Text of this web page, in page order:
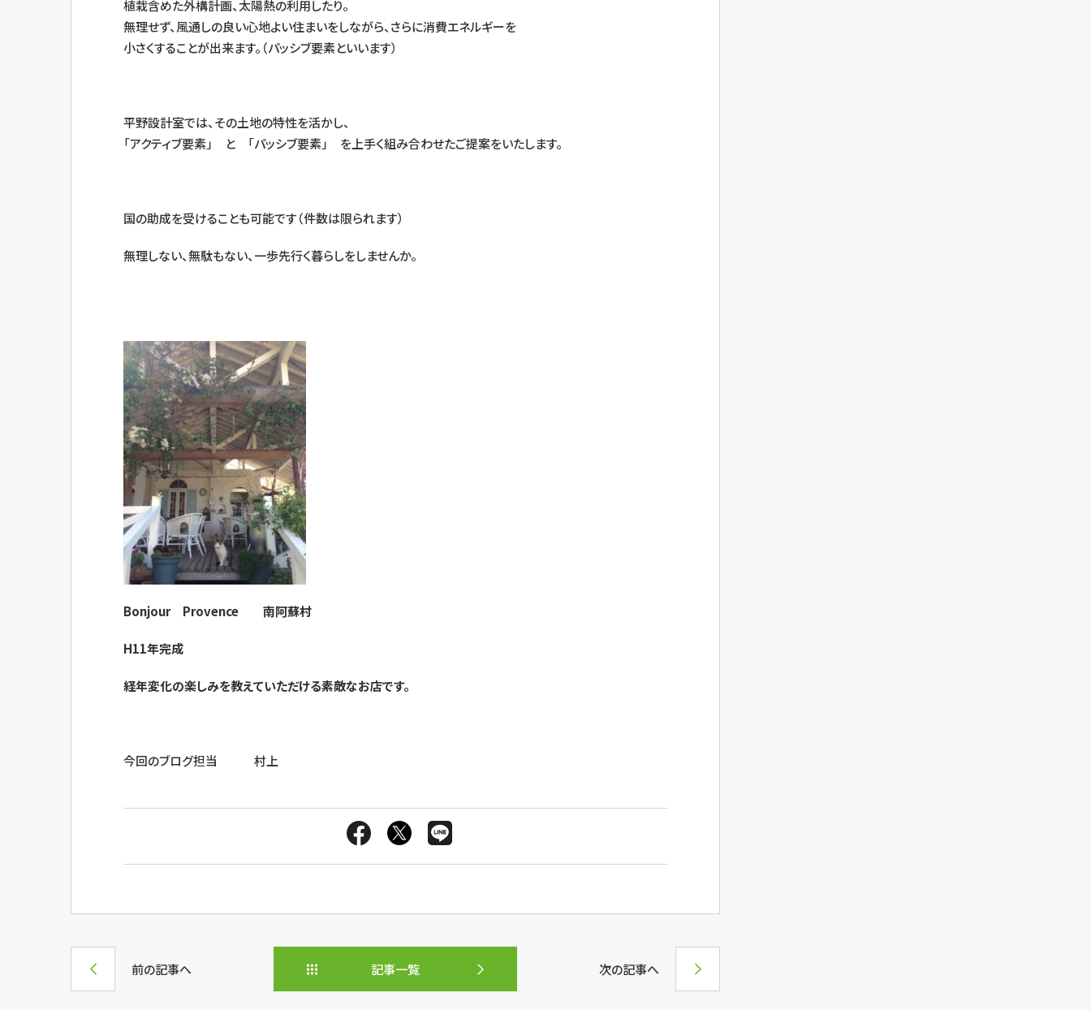
植栽含めた外構計画、太陽熱の利用したり。
無理せず、風通しの良い心地よい住まいをしながら、さらに消費エネルギーを
小さくすることが出来ます。（パッシブ要素といいます）
平野設計室では、その土地の特性を活かし、
「アクティブ要素」 と 「パッシブ要素」 を上手く組み合わせたご提案をいたします。
国の助成を受けることも可能です（件数は限られます）
無理しない、無駄もない、一歩先行く暮らしをしませんか。
Bonjour Provence 南阿蘇村
H11年完成
経年変化の楽しみを教えていただける素敵なお店です。
今回のブログ担当 村上
前の記事へ 記事一覧 次の記事へ